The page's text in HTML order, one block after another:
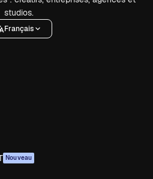
studios.
Français
Nouveau